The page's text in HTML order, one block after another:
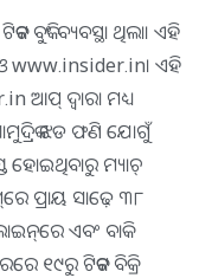
ବୁକିଂ ବ୍ୟବସ୍ଥା ଥିଲା। ଏହି
www.insider.in। ଏହି
ଆପ୍ ଦ୍ବାରା ମଧ୍ୟ
ଝଡ ଫଣି ଯୋଗୁଁ
ହୋଇଥିବାରୁ ମ୍ୟାଚ୍
ପ୍ରାୟ ସାଢ଼େ ୩୮
ଏବଂ ବାକି
୧୯ରୁ ଟିକଟ ବିକ୍ରି